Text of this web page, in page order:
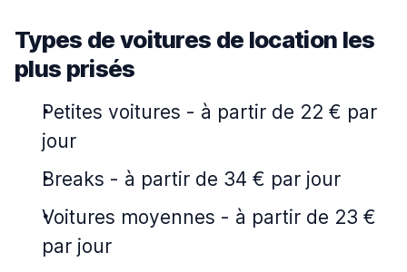
Types de voitures de location les
plus prisés
Petites voitures - à partir de 22 € par
jour
Breaks - à partir de 34 € par jour
Voitures moyennes - à partir de 23 €
par jour